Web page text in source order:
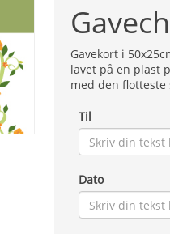
Gavekort i
lavet på en plast
med den
Til
Dato